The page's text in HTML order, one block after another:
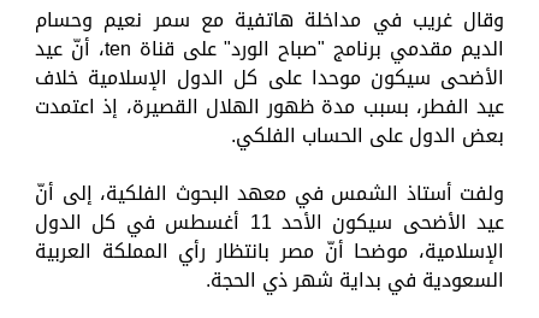
وقال غريب في مداخلة هاتفية مع سمر نعيم وحسام
الديم مقدمي برنامج "صباح الورد" على قناة ten، أنّ عيد
الأضحى سيكون موحدا على كل الدول الإسلامية خلاف
عيد الفطر، بسبب مدة ظهور الهلال القصيرة، إذ اعتمدت
بعض الدول على الحساب الفلكي.
ولفت أستاذ الشمس في معهد البحوث الفلكية، إلى أنّ
عيد الأضحى سيكون الأحد 11 أغسطس في كل الدول
الإسلامية، موضحا أنّ مصر بانتظار رأي المملكة العربية
السعودية في بداية شهر ذي الحجة.